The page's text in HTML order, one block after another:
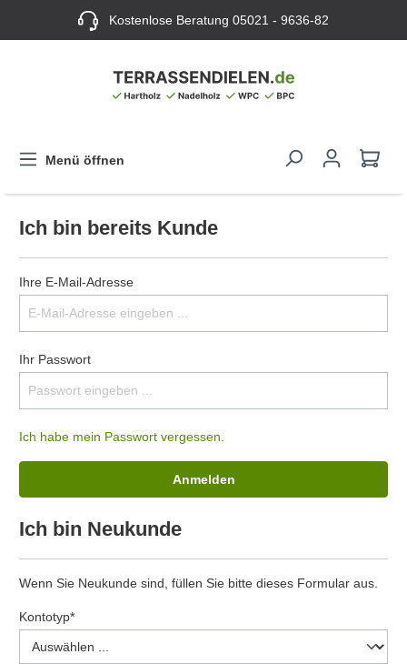
Kostenlose Beratung05021 - 9636-82
Menü öffnen
Ich bin bereits Kunde
Ihre E-Mail-Adresse
Ihr Passwort
Ich habe mein Passwort vergessen.
Anmelden
Ich bin Neukunde
Wenn Sie Neukunde sind, füllen Sie bitte dieses Formular aus.
Kontotyp*